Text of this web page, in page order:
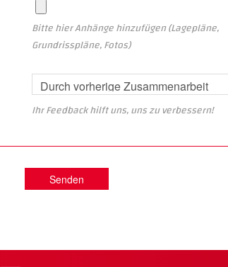
Bitte hier Anhänge hinzufügen (Lagepläne,
Grundrisspläne, Fotos)
Ihr Feedback hilft uns, uns zu verbessern!
Senden